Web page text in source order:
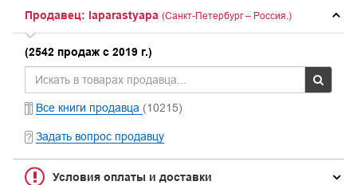
Продавец: laparastyapa (Санкт-Петербург – Россия.)
(2542 продаж с 2019 г.)
Все книги продавца (10215)
Задать вопрос продавцу
Условия оплаты и доставки